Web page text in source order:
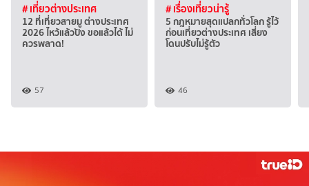
# เที่ยวต่างประเทศ
12 ที่เที่ยวสายมู ต่างประเทศ
2026 ไหว้แล้วปัง ขอแล้วได้ ไม่
ควรพลาด!
57
# เรื่องเที่ยวน่ารู้
5 กฎหมายสุดแปลกทั่วโลก รู้ไว้
ก่อนเที่ยวต่างประเทศ เสี่ยง
โดนปรับไม่รู้ตัว
46